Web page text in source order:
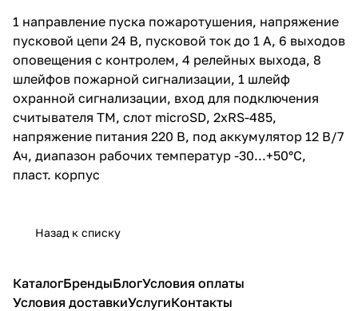
1 направление пуска пожаротушения, напряжение
пусковой цепи 24 В, пусковой ток до 1 А, 6 выходов
оповещения с контролем, 4 релейных выхода, 8
шлейфов пожарной сигнализации, 1 шлейф
охранной сигнализации, вход для подключения
считывателя TM, слот microSD, 2xRS-485,
напряжение питания 220 В, под аккумулятор 12 В/7
Ач, диапазон рабочих температур -30...+50°C,
пласт. корпус
Назад к списку
КаталогБрендыБлогУсловия оплаты
Условия доставкиУслугиКонтакты